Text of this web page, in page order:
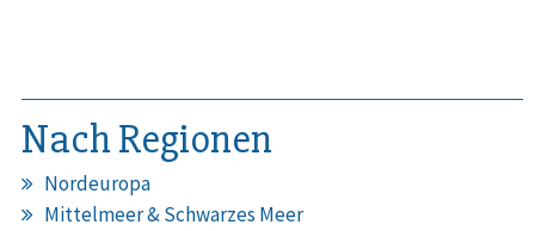
Nach Regionen
Nordeuropa
Mittelmeer & Schwarzes Meer